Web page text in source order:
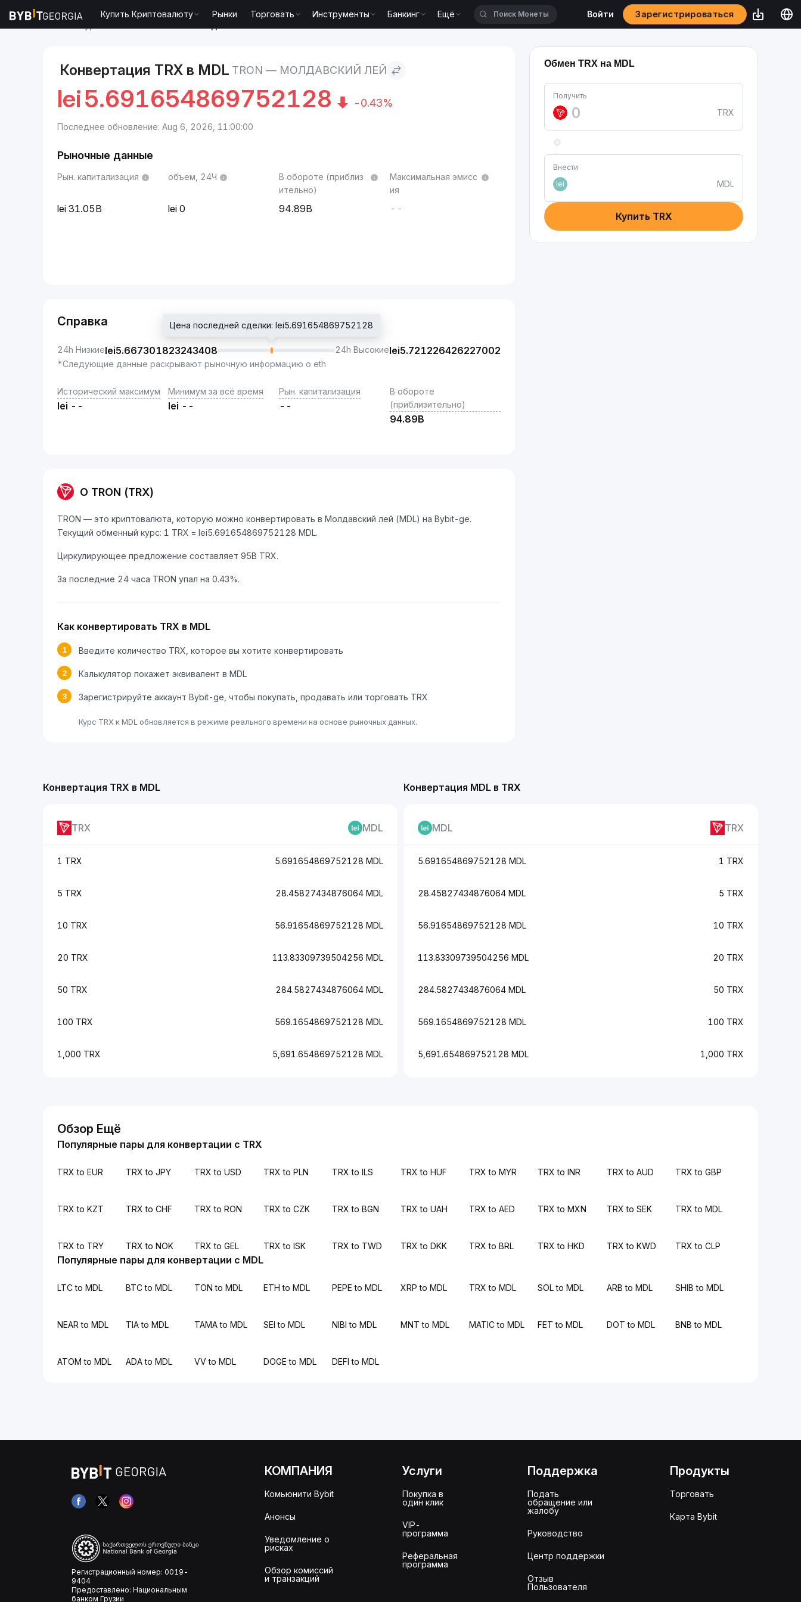
Купить Криптовалюту Рынки Торговать Инструменты Банкинг Ещё Войти Зарегистрироваться
Конвертация TRX в MDL TRON — МОЛДАВСКИЙ ЛЕЙ
lei5.691654869752128 -0.43%
Последнее обновление: Aug 6, 2026, 11:00:00
Рыночные данные
Рын. капитализация
31.05B
объем, 24Ч
0
В обороте (приблиз
ительно)
94.89B
Максимальная эмисс
ия
--
Справка
24h Низкиеlei5.667301823243408
Цена последней сделки: lei5.691654869752128
24h Высокиеlei5.721226426227002
*Следующие данные раскрывают рыночную информацию о eth
Исторический максимум
lei --
Минимум за всё время
lei --
Рын. капитализация
--
В обороте
(приблизительно)
94.89B
О TRON (TRX)
TRON — это криптовалюта, которую можно конвертировать в Молдавский лей (MDL) на Bybit-ge.
Текущий обменный курс: 1 TRX = lei5.691654869752128 MDL.
Циркулирующее предложение составляет 95B TRX.
За последние 24 часа TRON упал на 0.43%.
Как конвертировать TRX в MDL
1 Введите количество TRX, которое вы хотите конвертировать
2 Калькулятор покажет эквивалент в MDL
3 Зарегистрируйте аккаунт Bybit-ge, чтобы покупать, продавать или торговать TRX
Курс TRX к MDL обновляется в режиме реального времени на основе рыночных данных.
Обмен TRX на MDL
Получить
TRX
Внести
lei
MDL
Купить TRX
Конвертация TRX в MDL
TRX MDL
1 TRX 5.691654869752128 MDL
5 TRX 28.45827434876064 MDL
10 TRX 56.91654869752128 MDL
20 TRX 113.83309739504256 MDL
50 TRX 284.5827434876064 MDL
100 TRX 569.1654869752128 MDL
1,000 TRX 5,691.654869752128 MDL
Конвертация MDL в TRX
MDL TRX
5.691654869752128 MDL 1 TRX
28.45827434876064 MDL 5 TRX
56.91654869752128 MDL 10 TRX
113.83309739504256 MDL 20 TRX
284.5827434876064 MDL 50 TRX
569.1654869752128 MDL 100 TRX
5,691.654869752128 MDL 1,000 TRX
Обзор Ещё
Популярные пары для конвертации с TRX
TRX to EUR TRX to JPY TRX to USD TRX to PLN TRX to ILS TRX to HUF TRX to MYR TRX to INR TRX to AUD TRX to GBP
TRX to KZT TRX to CHF TRX to RON TRX to CZK TRX to BGN TRX to UAH TRX to AED TRX to MXN TRX to SEK TRX to MDL
TRX to TRY TRX to NOK TRX to GEL TRX to ISK TRX to TWD TRX to DKK TRX to BRL TRX to HKD TRX to KWD TRX to CLP
Популярные пары для конвертации с MDL
LTC to MDL BTC to MDL TON to MDL ETH to MDL PEPE to MDL XRP to MDL TRX to MDL SOL to MDL ARB to MDL SHIB to MDL
NEAR to MDL TIA to MDL TAMA to MDL SEI to MDL NIBI to MDL MNT to MDL MATIC to MDL FET to MDL DOT to MDL BNB to MDL
ATOM to MDL ADA to MDL VV to MDL DOGE to MDL DEFI to MDL
Регистрационный номер: 0019-
9404
Предоставлено: Национальным
банком Грузии
КОМПАНИЯ
Комьюнити Bybit
Анонсы
Уведомление о
рисках
Обзор комиссий
и транзакций
Услуги
Покупка в
один клик
VIP-
программа
Реферальная
программа
Поддержка
Подать
обращение или
жалобу
Руководство
Центр поддержки
Отзыв
Пользователя
Продукты
Торговать
Карта Bybit